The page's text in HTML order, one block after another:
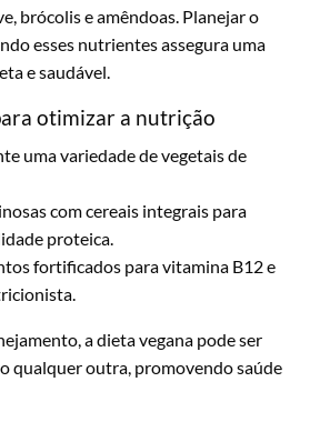
brócolis e amêndoas. Planejar o
esses nutrientes assegura uma
e saudável.
otimizar a nutrição
uma variedade de vegetais de
com cereais integrais para
proteica.
fortificados para vitamina B12 e
a dieta vegana pode ser
qualquer outra, promovendo saúde